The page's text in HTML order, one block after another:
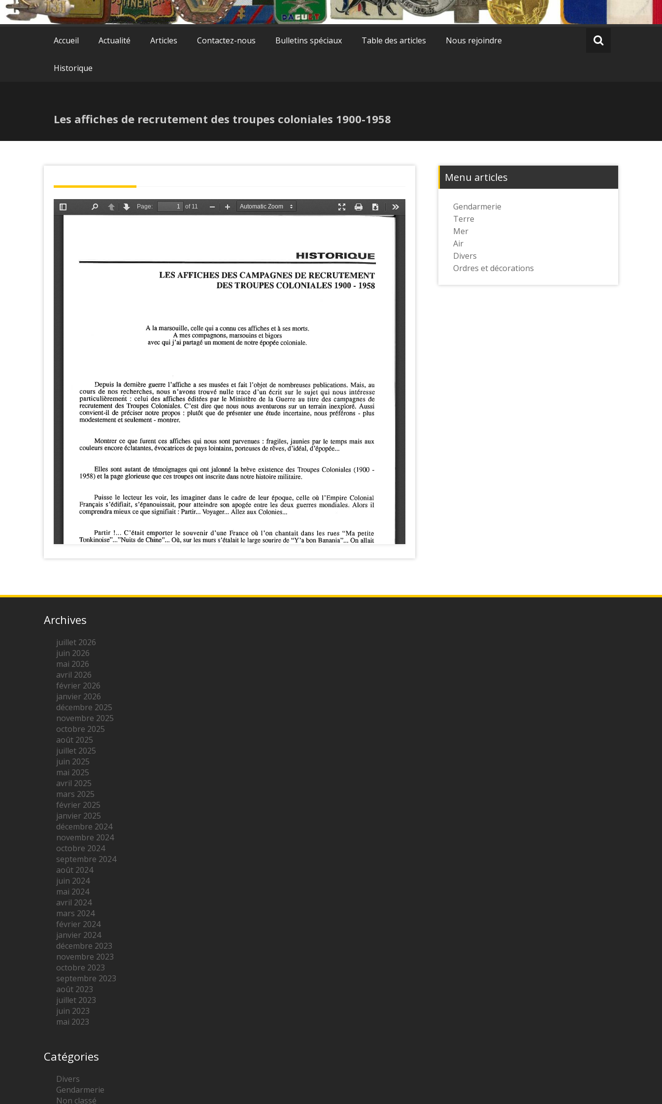
Accueil Actualité Articles Contactez-nous Bulletins spéciaux Table des articles Nous rejoindre
Historique
Les affiches de recrutement des troupes coloniales 1900-1958
Menu articles
Gendarmerie
Terre
Mer
Air
Divers
Ordres et décorations
Archives
juillet 2026
juin 2026
mai 2026
avril 2026
février 2026
janvier 2026
décembre 2025
novembre 2025
octobre 2025
août 2025
juillet 2025
juin 2025
mai 2025
avril 2025
mars 2025
février 2025
janvier 2025
décembre 2024
novembre 2024
octobre 2024
septembre 2024
août 2024
juin 2024
mai 2024
avril 2024
mars 2024
février 2024
janvier 2024
décembre 2023
novembre 2023
octobre 2023
septembre 2023
août 2023
juillet 2023
juin 2023
mai 2023
Catégories
Divers
Gendarmerie
Non classé